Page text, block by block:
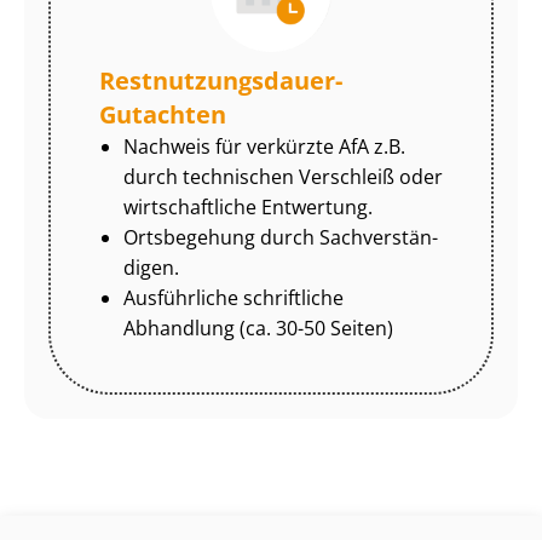
Rest­nut­zungs­dau­er-
Gutachten
Nachweis für verkürzte AfA z.B.
durch technischen Verschleiß oder
wirtschaftliche Entwertung.
Ortsbegehung durch Sach­ver­stän­
di­gen.
Ausführliche schriftliche
Abhandlung (ca. 30-50 Seiten)